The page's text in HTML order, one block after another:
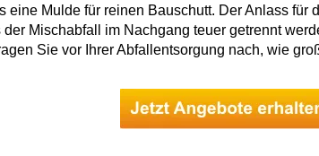
eine Mulde für reinen Bauschutt. Der Anlass für
der Mischabfall im Nachgang teuer getrennt
Sie vor Ihrer Abfallentsorgung nach, wie